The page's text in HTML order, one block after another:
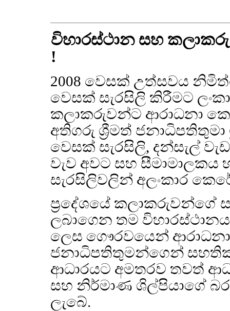
විහාරස්ථාන සහ
!
2008 වෙසක් උත්සවය
වෙසක් සැරසිලි කිරීමට
කලාකරුවන්ට ආරාධනා
අතිගරු ශ්‍රීමත්
වෙසක් සැරසිලි, දන්සැල්
වැව අවට සහ
සැරසිලිවලින් අලංකාර
ප්‍රදේශයේ කලාකරුවන්ගේ
ලබාගෙන තම
ලෙස ගෞරවයෙන්
ජනාධිපතිතුමන්ගෙන්
ආධාරයට අමතරව තවත්
සහ නිර්මාණ ශිල්පියාගේ
ලැබේ.